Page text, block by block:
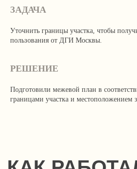
ЗАДАЧА
Уточнить границы участка, чтобы
пользования от ДГИ Москвы.
РЕШЕНИЕ
Подготовили межевой план в
границами участка и местоположением